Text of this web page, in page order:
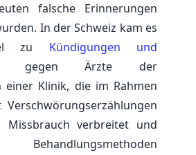
falsche Erinnerungen
In der Schweiz kam es
zu Kündigungen und
gegen Ärzte der
einer Klinik, die im Rahmen
Missbrauch verbreitet und